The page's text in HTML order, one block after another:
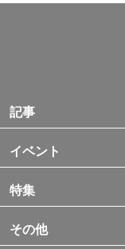
記事
イベント
特集
その他